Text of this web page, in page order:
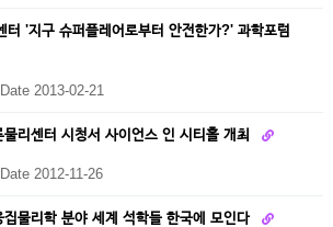
터 '지구 슈퍼플레어로부터 안전한가?' 과학포럼
Date 2013-02-21
물리센터 시청서 사이언스 인 시티홀 개최
Date 2012-11-26
물리학 분야 세계 석학들 한국에 모인다